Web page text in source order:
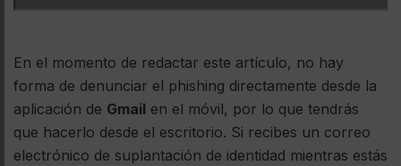
En el momento de redactar este artículo, no hay
forma de denunciar el phishing directamente desde la
aplicación de Gmail en el móvil, por lo que tendrás
que hacerlo desde el escritorio. Si recibes un correo
electrónico de suplantación de identidad mientras estás